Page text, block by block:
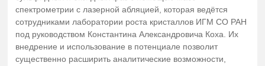
спектрометрии с лазерной абляцией, которая ведётся
сотрудниками лаборатории роста кристаллов ИГМ СО РАН
под руководством Константина Александровича Коха. Их
внедрение и использование в потенциале позволит
существенно расширить аналитические возможности,